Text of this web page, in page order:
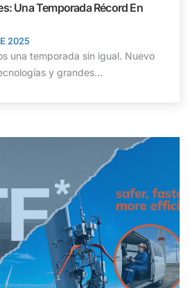
Una Temporada Récord En
2025
una temporada sin igual. Nuevo
y grandes...